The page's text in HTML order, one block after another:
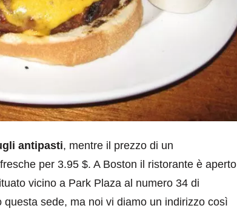
antipasti, mentre il prezzo di un
per 3.95 $. A Boston il ristorante è aperto
vicino a Park Plaza al numero 34 di
questa sede, ma noi vi diamo un indirizzo così